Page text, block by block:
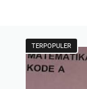
TERPOPULER